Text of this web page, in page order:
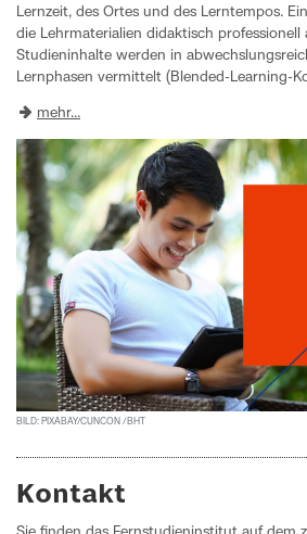
Lernzeit, des Ortes und des Lern­tempos.
die Lehrmaterialien didaktisch professionell
Studieninhalte werden in
Lernphasen vermittelt (Blended-Learning-
mehr...
BILD: PIXABAY/CUNCON / BHT
Kontakt